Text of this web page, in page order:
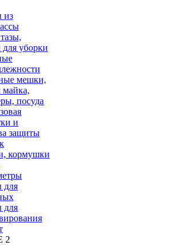
из
для уборки
мешки,
майка,
посуда
и
защиты
кормушки
для
для
2